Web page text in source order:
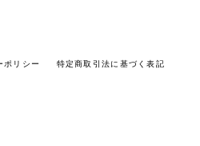
ポリシー 特定商取引法に基づく表記